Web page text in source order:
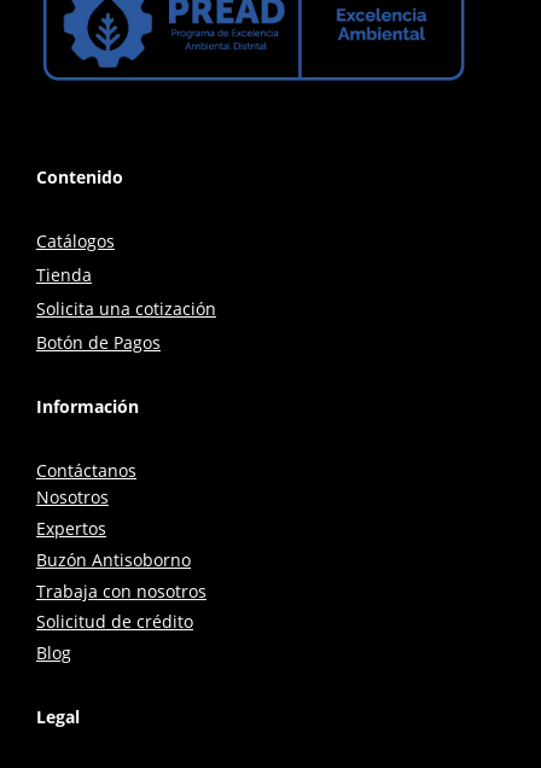
Contenido
Catálogos
Tienda
Solicita una cotización
Botón de Pagos
Información
Contáctanos
Nosotros
Expertos
Buzón Antisoborno
Trabaja con nosotros
Solicitud de crédito
Blog
Legal